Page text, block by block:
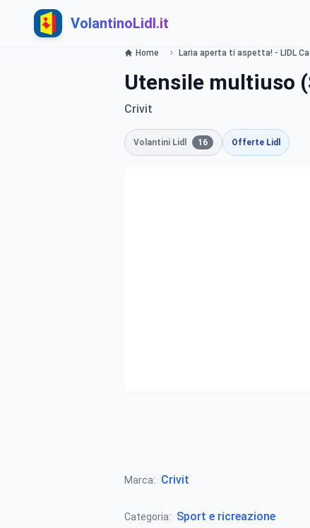
VolantinoLidl.it
Home Laria aperta ti aspetta! - LIDL
Utensile multiuso
Crivit
Volantini Lidl 16 Offerte Lidl
Marca: Crivit
Categoria: Sport e ricreazione